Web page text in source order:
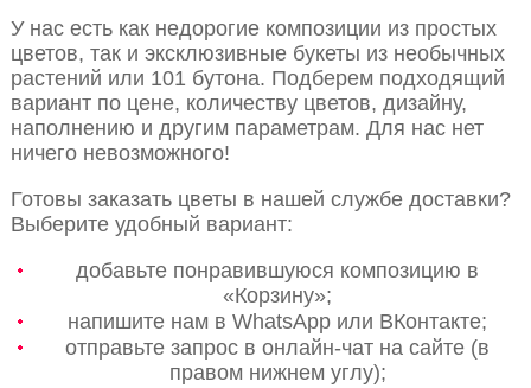
У нас есть как недорогие композиции из простых
цветов, так и эксклюзивные букеты из необычных
растений или 101 бутона. Подберем подходящий
вариант по цене, количеству цветов, дизайну,
наполнению и другим параметрам. Для нас нет
ничего невозможного!
Готовы заказать цветы в нашей службе доставки?
Выберите удобный вариант:
добавьте понравившуюся композицию в
«Корзину»;
напишите нам в WhatsApp или ВКонтакте;
отправьте запрос в онлайн-чат на сайте (в
правом нижнем углу);